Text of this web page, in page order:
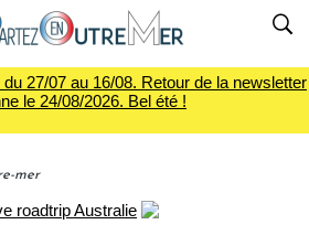
27/07 au 16/08. Retour de la newsletter
le 24/08/2026. Bel été !
mer